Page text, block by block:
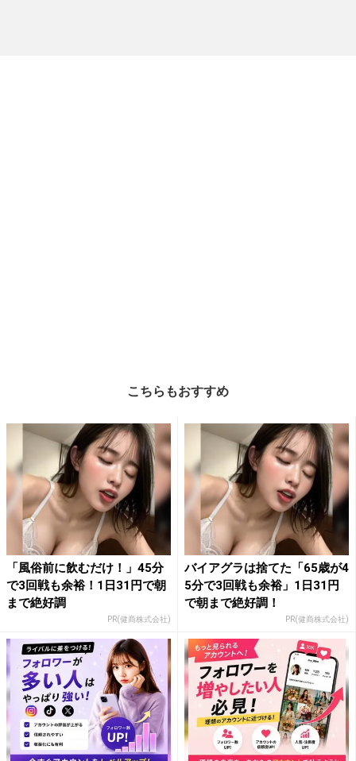
こちらもおすすめ
「風俗前に飲むだけ！」45分
で3回戦も余裕！1日31円で朝
まで絶好調
PR(健商株式会社)
バイアグラは捨てた「65歳が4
5分で3回戦も余裕」1日31円
で朝まで絶好調！
PR(健商株式会社)